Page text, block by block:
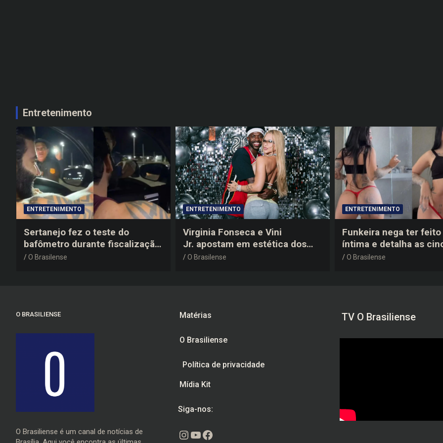
Entretenimento
ENTRETENIMENTO
Sertanejo fez o teste do
bafômetro durante fiscalização
na estrada, deu resultado
O Brasilense
ENTRETENIMENTO
Virginia Fonseca e Vini
Jr. apostam em estética dos
anos 2000 em festa de
O Brasilense
ENTRETENIMENTO
Funkeira nega ter
íntima e detalha as
plásticas que realizou
O Brasilense
O BRASILIENSE
O Brasiliense é um canal de notícias de
Matérias
O Brasiliense
Política de privacidade
Mídia Kit
Siga-nos:
Instagram
Youtube
Facebook
TV O Brasiliense